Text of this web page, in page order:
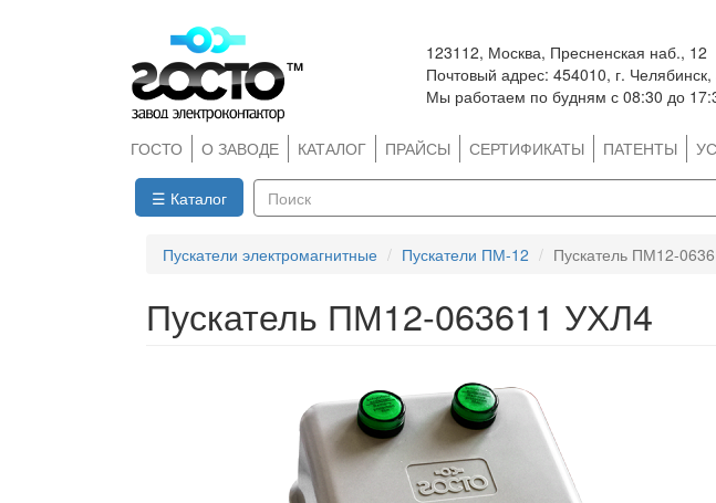
123112, Москва, Пресненская наб., 12
Почтовый адрес: 454010, г.
Мы работаем по будням с 08:30 до
ГОСТО О ЗАВОДЕ КАТАЛОГ ПРАЙСЫ СЕРТИФИКАТЫ ПАТЕНТЫ
☰ Каталог
Пускатели электромагнитные
Пускатели ПМ-12 Пускатель ПМ12-
Пускатель ПМ12-063611 УХЛ4